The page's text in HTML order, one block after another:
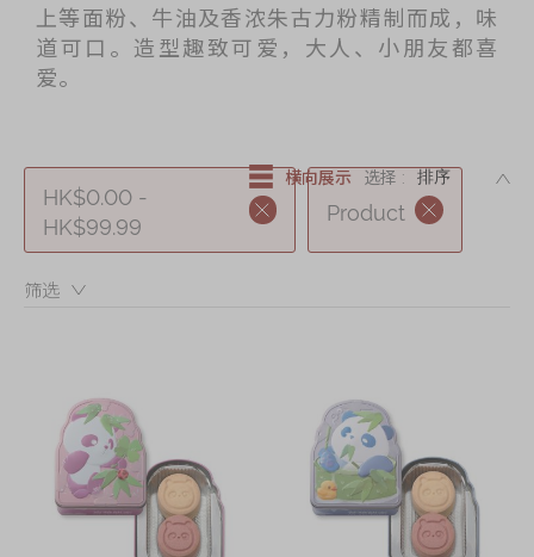
分店网络
商务销售
奇华网志
嫁喜礼饼
时令食品
茗茶系列
迪士尼系列
奇华茶室
繁體
上等面粉、牛油及香浓朱古力粉精制而成，味
道可口。造型趣致可爱，大人、小朋友都喜
爱。
HK$0.00 -
HK$99.99
Product
筛选：
横向展示 选择 :